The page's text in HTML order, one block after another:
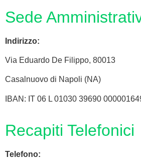
Sede
Indirizzo:
Via Eduardo De Filippo, 80013
Casalnuovo di Napoli (NA)
IBAN: IT 06 L 01030 39690
Recapiti Telefonici
Telefono: